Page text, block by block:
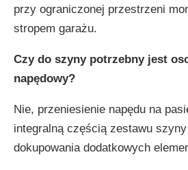
przy ograniczonej przestrzeni
stropem garażu.
Czy do szyny potrzebny jest
napędowy?
Nie, przeniesienie napędu na
integralną częścią zestawu
dokupowania dodatkowych